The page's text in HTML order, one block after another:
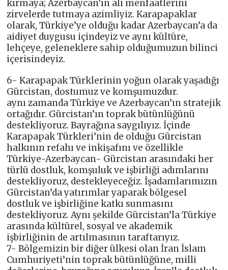
kırmaya; Azerbaycan’ın ali menfaatlerini
zirvelerde tutmaya azimliyiz. Karapapaklar
olarak, Türkiye’ye olduğu kadar Azerbaycan’a da
aidiyet duygusu içindeyiz ve aynı kültüre,
lehçeye, geleneklere sahip olduğumuzun bilinci
içerisindeyiz.
6- Karapapak Türklerinin yoğun olarak yaşadığı
Gürcistan, dostumuz ve komşumuzdur.
aynı zamanda Türkiye ve Azerbaycan’ın stratejik
ortağıdır. Gürcistan’ın toprak bütünlüğünü
destekliyoruz. Bayrağına saygılıyız. İçinde
Karapapak Türkleri’nin de olduğu Gürcistan
halkının refahı ve inkişafını ve özellikle
Türkiye-Azerbaycan- Gürcistan arasındaki her
türlü dostluk, komşuluk ve işbirliği adımlarını
destekliyoruz, destekleyeceğiz. İşadamlarımızın
Gürcistan’da yatırımlar yaparak bölgesel
dostluk ve işbirliğine katkı sunmasını
destekliyoruz. Aynı şekilde Gürcistan’la Türkiye
arasında kültürel, sosyal ve akademik
işbirliğinin de artılmasının taraftarıyız.
7- Bölgemizin bir diğer ülkesi olan İran İslam
Cumhuriyeti’nin toprak bütünlüğüne, milli